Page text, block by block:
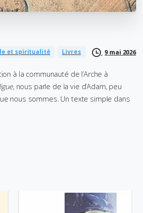
et spiritualité Livres 9 mai 2026
à la communauté de l’Arche à
, nous parle de la vie d’Adam, peu
nous sommes. Un texte simple dans